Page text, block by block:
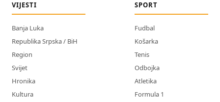
VIJESTI
Banja Luka
Republika Srpska / BiH
Region
Svijet
Hronika
Kultura
SPORT
Fudbal
Košarka
Tenis
Odbojka
Atletika
Formula 1